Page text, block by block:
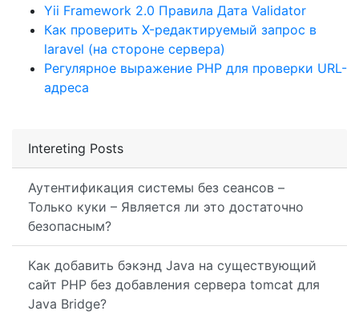
Intereting Posts
Аутентификация системы без сеансов –
Только куки – Является ли это достаточно
безопасным?
Как добавить бэкэнд Java на существующий
сайт PHP без добавления сервера tomcat для
Java Bridge?
Yii Framework 2.0 Правила Дата Validator
Как проверить X-редактируемый запрос в
laravel (на стороне сервера)
Регулярное выражение PHP для проверки URL-
адреса